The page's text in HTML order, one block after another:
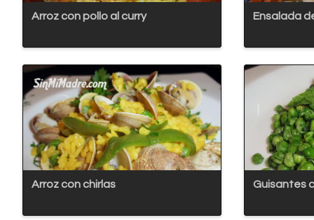
Arroz con pollo al curry Ensalada
Arroz con chirlas Guisantes